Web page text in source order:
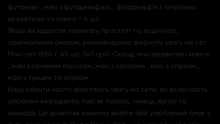
футомакі , макі з філадельфією , філадельфія з тигровою
креветкою та манго - 4 шт.
Якщо ви віддаєте перевагу простоті та, водночас,
оригінальним смакам, рекомендуємо звернути увагу на сет
Макі сет (860 г, 40 шт, 549 грн). Склад: макі креветка і манго
, макі з печеним лососем, макі з лососем , макі з огірком ,
макі з тунцем та огірком.
Наші клієнти часто звертають увагу на сети, які включають
улюблені інгредієнти, такі як лосось, тунець, вугор та
авокадо. Це дозволяє кожному знайти свій улюблений смак у